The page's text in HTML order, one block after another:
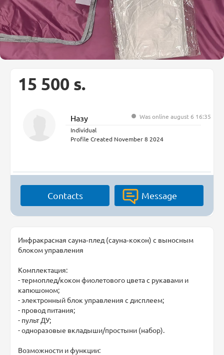
15 500 s.
Назу
Was online august 6 16:35
Individual
Profile Created November 8 2024
Contacts Message
Инфракрасная сауна‑плед (сауна‑кокон) с выносным
блоком управления
Комплектация:
- термоплед/кокон фиолетового цвета с рукавами и
капюшоном;
- электронный блок управления с дисплеем;
- провод питания;
- пульт ДУ;
- одноразовые вкладыши/простыни (набор).
Возможности и функции: